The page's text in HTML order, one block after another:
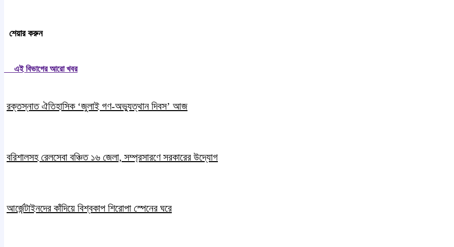
শেয়ার করুন
এই বিভাগের আরো খবর
রক্তস্নাত ঐতিহাসিক ‌‘জুলাই গণ-অভ্যুত্থান দিবস’ আজ
বরিশালসহ রেলসেবা বঞ্চিত ১৬ জেলা, সম্প্রসারণে সরকারের উদ্যোগ
আর্জেন্টাইনদের কাঁদিয়ে বিশ্বকাপ শিরোপা স্পেনের ঘরে